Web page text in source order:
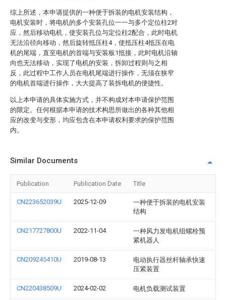
综上所述，本申请提供的一种便于拆装的电机安装结构，
电机安装时，将电机的多个安装孔位一一与多个定位柱2对
应，然后移动电机，使安装孔位与定位柱2配合，此时电机
无法沿径向移动，然后旋转抵压柱4，使抵压柱4抵压在电
机的尾端，直至电机的首端与安装板1抵接，此时电机沿轴
向也无法移动，实现了电机的安装，拆卸过程则与之相
反，此过程中工作人员在电机尾端进行操作，无须在狭窄
的电机首端进行操作，大大提高了装拆电机的便捷性。
以上本申请的具体实施方式，并不构成对本申请保护范围
的限定。任何根据本申请的技术构思所做出的各种其他相
应的改变与变形，均应包含在本申请权利要求的保护范围
内。
Similar Documents
Publication Publication Date Title
CN223652039U 2025-12-09
一种便于拆装的电机安装
结构
CN217727800U 2022-11-04
一种风力发电机组螺栓预
紧机器人
CN209245410U 2019-08-13
电动执行器丝杆轴承快速
压紧装置
CN220438509U 2024-02-02 电机负载测试装置